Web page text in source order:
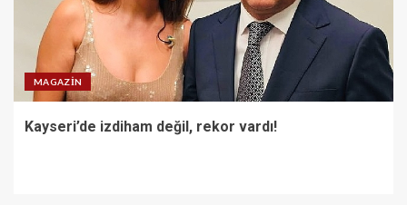
MAGAZIN
Kayseri’de izdiham değil, rekor vardı!